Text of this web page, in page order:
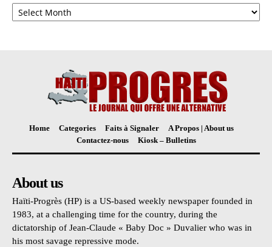
Home Categories Faits à Signaler
A Propos | About us
Contactez-nous
Kiosk – Bulletins
About us
Haïti-Progrès (HP) is a US-based weekly newspaper founded in
1983, at a challenging time for the country, during the
dictatorship of Jean-Claude « Baby Doc » Duvalier who was in
his most savage repressive mode.